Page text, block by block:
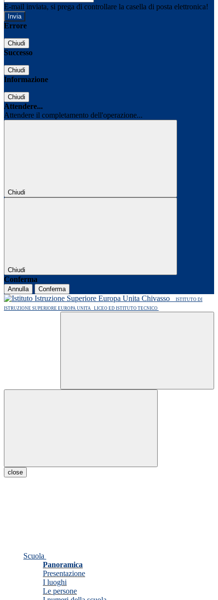
E-mail inviata, si prega di controllare la casella di posta elettronica!
Errore
Chiudi
Successo
Chiudi
Informazione
Chiudi
Attendere...
Attendere il completamento dell'operazione...
Chiudi
Chiudi
Conferma
Annulla Conferma
ISTITUTO DI
ISTRUZIONE SUPERIORE EUROPA UNITA LICEO ED ISTITUTO TECNICO
close
Scuola
Panoramica
Presentazione
I luoghi
Le persone